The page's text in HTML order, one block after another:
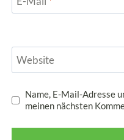
Website
Name, E-Mail-Adresse
meinen nächsten